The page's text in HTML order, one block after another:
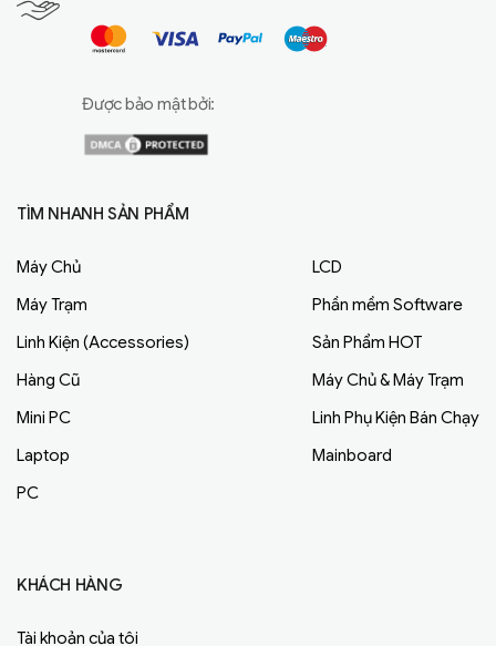
Được bảo mật bởi:
TÌM NHANH SẢN PHẨM
Máy Chủ
Máy Trạm
Linh Kiện (Accessories)
Hàng Cũ
Mini PC
Laptop
PC
LCD
Phần mềm Software
Sản Phẩm HOT
Máy Chủ & Máy Trạm
Linh Phụ Kiện Bán Chạy
Mainboard
KHÁCH HÀNG
Tài khoản của tôi